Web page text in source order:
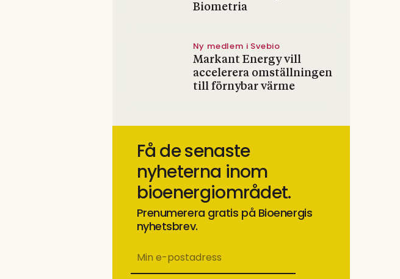
Biometria
Ny medlem i Svebio
Markant Energy vill
accelerera omställningen
till förnybar värme
Få de senaste
nyheterna inom
bioenergiområdet.
Prenumerera gratis på Bioenergis
nyhetsbrev.